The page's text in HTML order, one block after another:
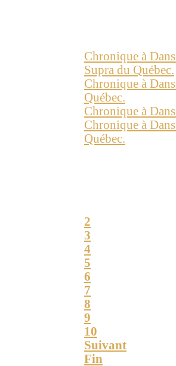
Chronique à
Supra du Québec.
Chronique à
Québec.
Chronique à
Chronique à
Québec.
2
3
4
5
6
7
8
9
10
Suivant
Fin